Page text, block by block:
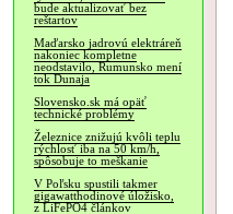
bude aktualizovať bez
reštartov
Maďarsko jadrovú elektráreň
nakoniec kompletne
neodstavilo, Rumunsko mení
tok Dunaja
Slovensko.sk má opäť
technické problémy
Železnice znižujú kvôli teplu
rýchlosť iba na 50 km/h,
spôsobuje to meškanie
V Poľsku spustili takmer
gigawatthodinové úložisko,
z LiFePO4 článkov